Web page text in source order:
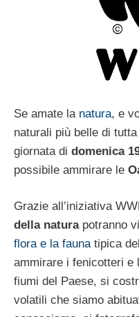
Se amate la natura, e
naturali più belle di
giornata di domenica
possibile ammirare le
Grazie all’iniziativa
della naturapotranno
flora e la faunatipica
ammirare i fenicotteri e
fiumi del Paese, si
volatili che siamo